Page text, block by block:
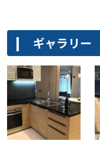
ギャラリー